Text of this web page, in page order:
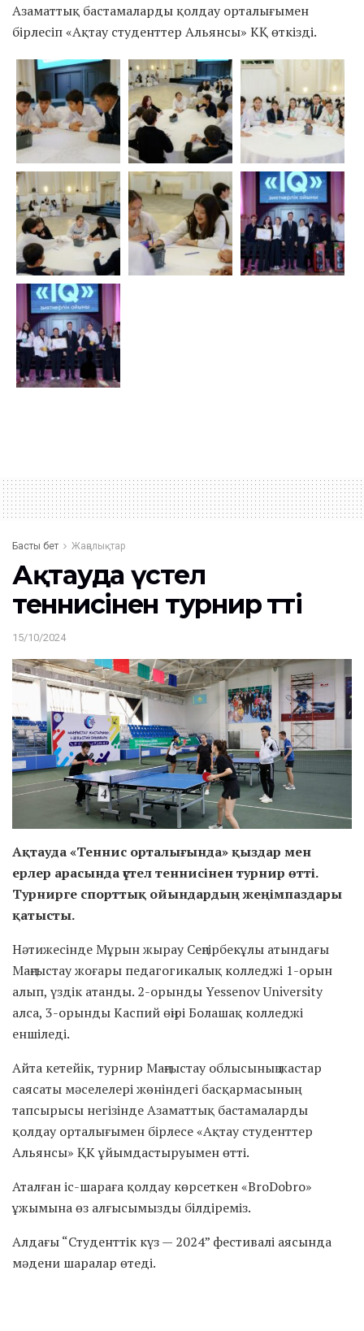
Азаматтық бастамаларды қолдау орталығымен
бірлесіп «Ақтау студенттер Альянсы» КҚ өткізді.
Басты бет Жаңалықтар
Ақтауда үстел
теннисінен турнир өтті
15/10/2024
Ақтауда «Теннис орталығында» қыздар мен
ерлер арасында үстел теннисінен турнир өтті.
Турнирге спорттық ойындардың жеңімпаздары
қатысты.
Нәтижесінде Мұрын жырау Сеңгірбекұлы атындағы
Маңғыстау жоғары педагогикалық колледжі 1-орын
алып, үздік атанды. 2-орынды Yessenov University
алса, 3-орынды Каспий өңірі Болашақ колледжі
еншіледі.
Айта кетейік, турнир Маңғыстау облысының жастар
саясаты мәселелері жөніндегі басқармасының
тапсырысы негізінде Азаматтық бастамаларды
қолдау орталығымен бірлесе «Ақтау студенттер
Альянсы» ҚК ұйымдастыруымен өтті.
Аталған іс-шараға қолдау көрсеткен «BroDobro»
ұжымына өз алғысымызды білдіреміз.
Алдағы “Студенттік күз — 2024” фестивалі аясында
мәдени шаралар өтеді.